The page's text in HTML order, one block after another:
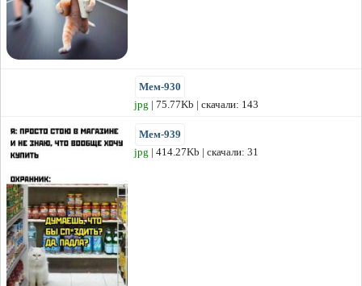
Мем-930
jpg | 75.77Kb | скачали: 143
Мем-939
jpg | 414.27Kb | скачали: 31